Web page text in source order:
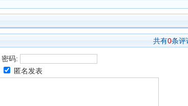
共有0条评
密码:
匿名发表